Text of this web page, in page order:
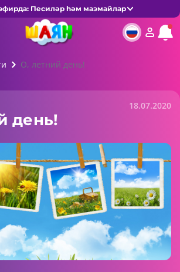
Песиләр һәм маэмайлар
О, летний день!
18.07.2020
день!